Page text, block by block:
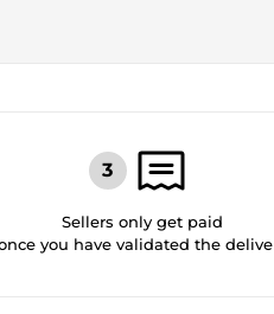
Sellers only get paid
you have validated the